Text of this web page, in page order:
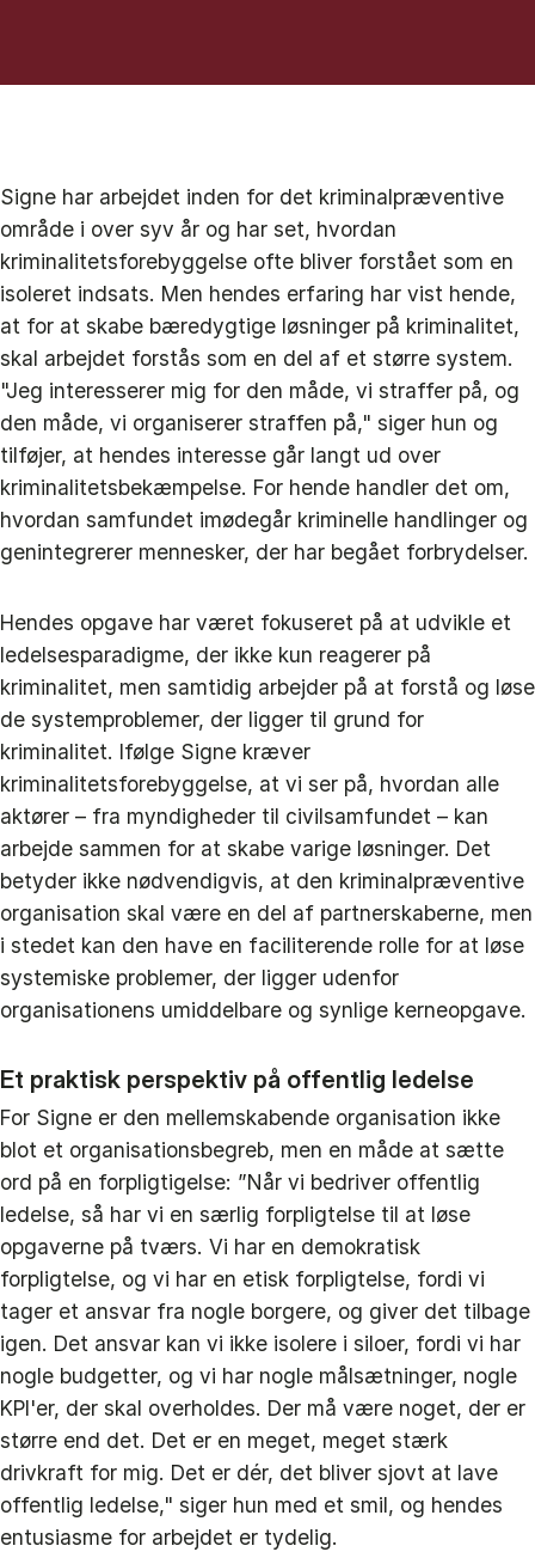
Signe har arbejdet inden for det kriminalpræventive
område i over syv år og har set, hvordan
kriminalitetsforebyggelse ofte bliver forstået som en
isoleret indsats. Men hendes erfaring har vist hende,
at for at skabe bæredygtige løsninger på kriminalitet,
skal arbejdet forstås som en del af et større system.
"Jeg interesserer mig for den måde, vi straffer på, og
den måde, vi organiserer straffen på," siger hun og
tilføjer, at hendes interesse går langt ud over
kriminalitetsbekæmpelse. For hende handler det om,
hvordan samfundet imødegår kriminelle handlinger og
genintegrerer mennesker, der har begået forbrydelser.
Hendes opgave har været fokuseret på at udvikle et
ledelsesparadigme, der ikke kun reagerer på
kriminalitet, men samtidig arbejder på at forstå og løse
de systemproblemer, der ligger til grund for
kriminalitet. Ifølge Signe kræver
kriminalitetsforebyggelse, at vi ser på, hvordan alle
aktører – fra myndigheder til civilsamfundet – kan
arbejde sammen for at skabe varige løsninger. Det
betyder ikke nødvendigvis, at den kriminalpræventive
organisation skal være en del af partnerskaberne, men
i stedet kan den have en faciliterende rolle for at løse
systemiske problemer, der ligger udenfor
organisationens umiddelbare og synlige kerneopgave.
Et praktisk perspektiv på offentlig ledelse
For Signe er den mellemskabende organisation ikke
blot et organisationsbegreb, men en måde at sætte
ord på en forpligtigelse: ”Når vi bedriver offentlig
ledelse, så har vi en særlig forpligtelse til at løse
opgaverne på tværs. Vi har en demokratisk
forpligtelse, og vi har en etisk forpligtelse, fordi vi
tager et ansvar fra nogle borgere, og giver det tilbage
igen. Det ansvar kan vi ikke isolere i siloer, fordi vi har
nogle budgetter, og vi har nogle målsætninger, nogle
KPI'er, der skal overholdes. Der må være noget, der er
større end det. Det er en meget, meget stærk
drivkraft for mig. Det er dér, det bliver sjovt at lave
offentlig ledelse," siger hun med et smil, og hendes
entusiasme for arbejdet er tydelig.